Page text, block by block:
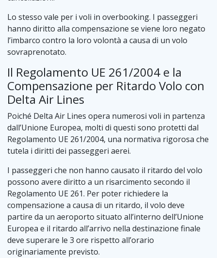
Lo stesso vale per i voli in overbooking. I passeggeri
hanno diritto alla compensazione se viene loro negato
l’imbarco contro la loro volontà a causa di un volo
sovraprenotato.
Il Regolamento UE 261/2004 e la
Compensazione per Ritardo Volo con
Delta Air Lines
Poiché Delta Air Lines opera numerosi voli in partenza
dall’Unione Europea, molti di questi sono protetti dal
Regolamento UE 261/2004, una normativa rigorosa che
tutela i diritti dei passeggeri aerei.
I passeggeri che non hanno causato il ritardo del volo
possono avere diritto a un risarcimento secondo il
Regolamento UE 261. Per poter richiedere la
compensazione a causa di un ritardo, il volo deve
partire da un aeroporto situato all’interno dell’Unione
Europea e il ritardo all’arrivo nella destinazione finale
deve superare le 3 ore rispetto all’orario
originariamente previsto.